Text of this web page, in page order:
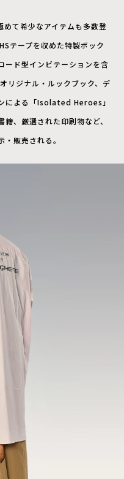
めて希少なアイテムも多数登
テープを収めた特製ボック
ード型インビテーションを含
ジナル・ルックブック、デ
による「Isolated Heroes」
、厳選された印刷物など、
販売される。